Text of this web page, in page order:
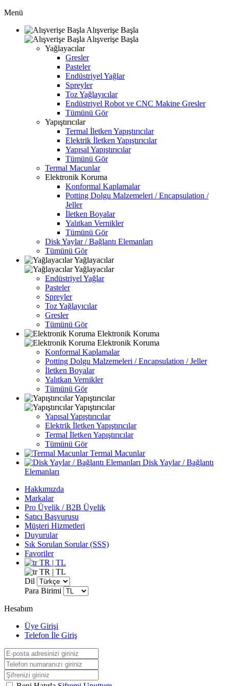
Menü
Alışverişe Başla
Alışverişe Başla
Yağlayacılar
Gresler
Pasteler
Endüstriyel Yağlar
Spreyler
Toz Yağlayıcılar
Endüstriyel Robot ve CNC Makine Gresler
Tümünü Gör
Yapıştırıcılar
Termal İletken Yapıştırıcılar
Elektrik İletken Yapıştırıcılar
Yapısal Yapıştırıcılar
Tümünü Gör
Termal Macunlar
Elektronik Koruma
Konformal Kaplamalar
Potting Dolgu Malzemeleri / Encapsulation /
Jeller
İletken Boyalar
Yalıtkan Vernikler
Tümünü Gör
Disk Yaylar / Bağlantı Elemanları
Tümünü Gör
Yağlayacılar
Yağlayacılar
Endüstriyel Yağlar
Pasteler
Spreyler
Toz Yağlayıcılar
Gresler
Tümünü Gör
Elektronik Koruma
Elektronik Koruma
Konformal Kaplamalar
Potting Dolgu Malzemeleri / Encapsulation / Jeller
İletken Boyalar
Yalıtkan Vernikler
Tümünü Gör
Yapıştırıcılar
Yapıştırıcılar
Yapısal Yapıştırıcılar
Elektrik İletken Yapıştırıcılar
Termal İletken Yapıştırıcılar
Tümünü Gör
Termal Macunlar
Disk Yaylar / Bağlantı
Elemanları
Hakkımızda
Markalar
Pro Üyelik / B2B Üyelik
Satıcı Başvurusu
Müşteri Hizmetleri
Duyurular
Sık Sorulan Sorular (SSS)
Favoriler
TR | TL
TR | TL
Dil
Para Birimi
Hesabım
Üye Girişi
Telefon İle Giriş